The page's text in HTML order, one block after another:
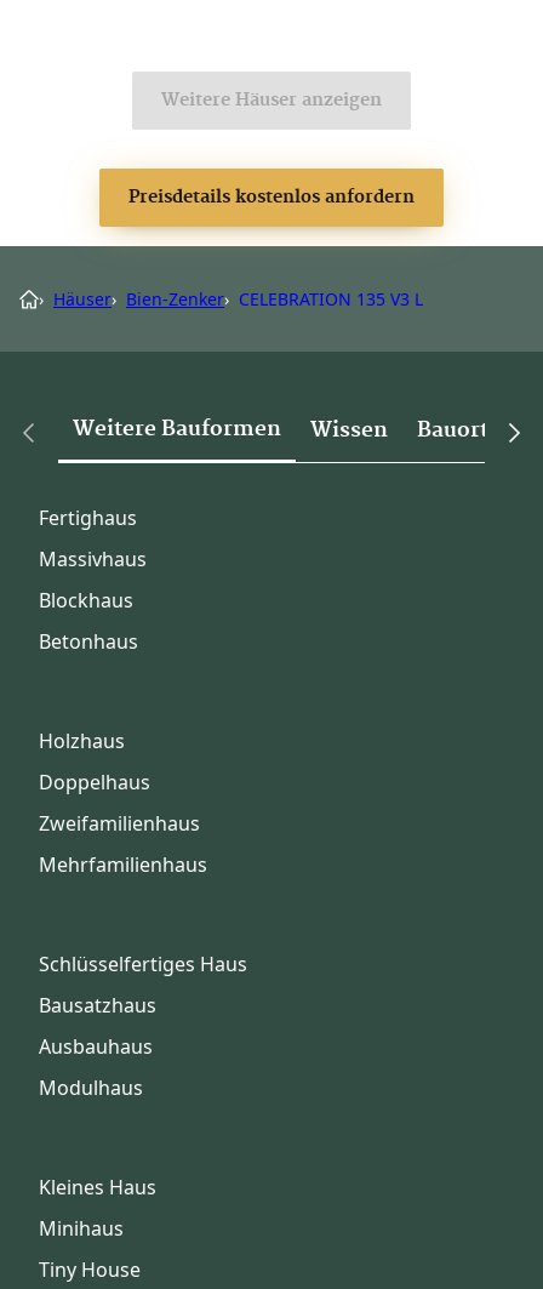
Weitere Häuser anzeigen
Preisdetails kostenlos anfordern
› Häuser› Bien-Zenker› CELEBRATION 135 V3 L
Weitere Bauformen Wissen Bauorte
Fertighaus
Massivhaus
Blockhaus
Betonhaus
Holzhaus
Doppelhaus
Zweifamilienhaus
Mehrfamilienhaus
Schlüsselfertiges Haus
Bausatzhaus
Ausbauhaus
Modulhaus
Kleines Haus
Minihaus
Tiny House